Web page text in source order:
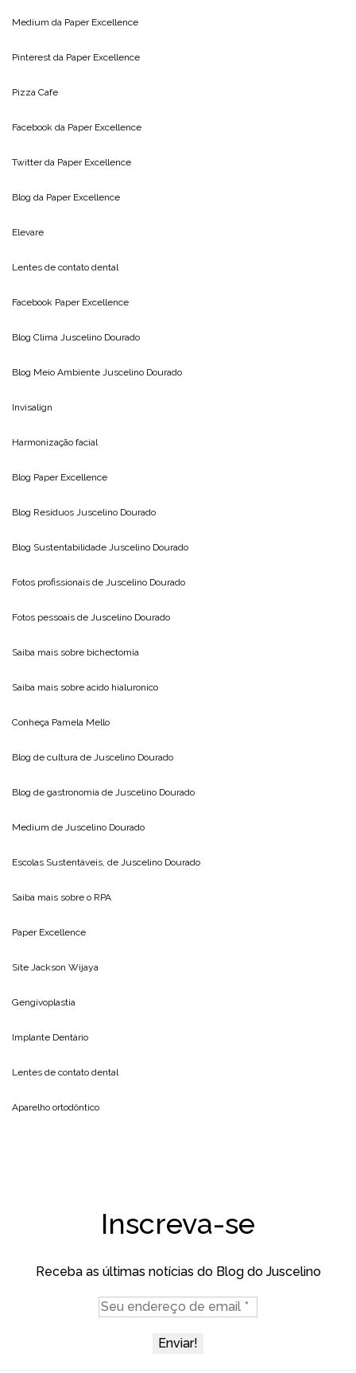
Medium da Paper Excellence
Pinterest da Paper Excellence
Pizza Cafe
Facebook da Paper Excellence
Twitter da Paper Excellence
Blog da Paper Excellence
Elevare
Lentes de contato dental
Facebook Paper Excellence
Blog Clima Juscelino Dourado
Blog Meio Ambiente Juscelino Dourado
Invisalign
Harmonização facial
Blog Paper Excellence
Blog Resíduos Juscelino Dourado
Blog Sustentabilidade Juscelino Dourado
Fotos profissionais de Juscelino Dourado
Fotos pessoais de Juscelino Dourado
Saiba mais sobre bichectomia
Saiba mais sobre acido hialuronico
Conheça Pamela Mello
Blog de cultura de Juscelino Dourado
Blog de gastronomia de Juscelino Dourado
Medium de Juscelino Dourado
Escolas Sustentáveis, de Juscelino Dourado
Saiba mais sobre o RPA
Paper Excellence
Site Jackson Wijaya
Gengivoplastia
Implante Dentário
Lentes de contato dental
Aparelho ortodôntico
Inscreva-se
Receba as últimas notícias do Blog do Juscelino